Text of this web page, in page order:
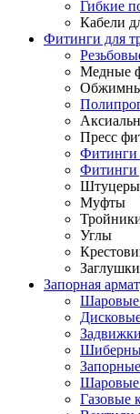
Гибкие
Кабели
Фитинги для
Медные
Пресс
Фитинги
Фитинги
Штуцеры
Муфты
Углы
Заглушки
Запорная
Задвижки
Шаровые
Газовые